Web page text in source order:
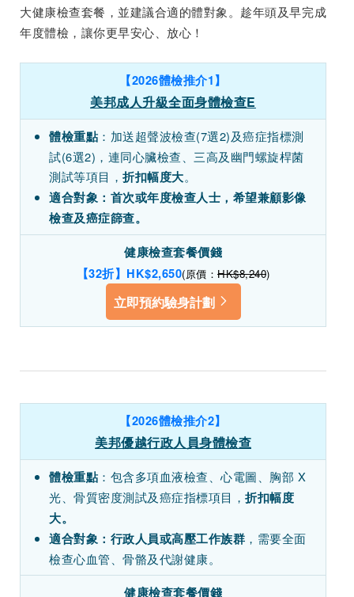
大健康檢查套餐，並建議合適的體對象。趁年頭及早完成
年度體檢，讓你更早安心、放心！
【2026體檢推介1】
美邦成人升級全面身體檢查E
體檢重點 ：加送超聲波檢查(7選2)及癌症指標測
試(6選2)，連同心臟檢查、三高及幽門螺旋桿菌
測試等項目， 折扣幅度大。
適合對象：首次或年度檢查人士，希望兼顧影像
檢查及癌症篩查。
健康檢查套餐價錢
【32折】HK$2,650(原價： HK$8,240)
立即預約驗身計劃
【2026體檢推介2】
美邦優越行政人員身體檢查
體檢重點 ：包含多項血液檢查、心電圖、胸部 X
光、骨質密度測試及癌症指標項目， 折扣幅度
大。
適合對象：行政人員或高壓工作族群 ，需要全面
檢查心血管、骨骼及代謝健康。
健康檢查套餐價錢